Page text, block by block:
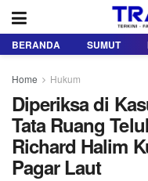
BERANDA SUMUT
Home Hukum
Diperiksa di
Tata Ruang
Richard Halim
Pagar Laut